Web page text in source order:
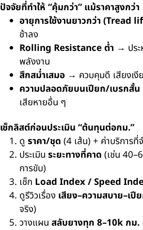
ปัจจัยที่ทำให้ “คุ้มกว่า” แม้ราคาสูงกว่า
อายุการใช้งานยาวกว่า (Tread
ช้าลง
Rolling Resistance ต่ำ → ปร
พลังงาน
สึกสม่ำเสมอ → ควบคุมดี เสียงเ
ความปลอดภัยบนเปียก/เบรกสั้น
เสียหายอื่น ๆ
เช็กลิสต์ก่อนประเมิน “ต้นทุนต่อกม.”
ดู ราคา/ชุด (4 เส้น) + ค่าบริการที่
ประเมิน ระยะทางที่คาด (เช่น
การขับ)
เช็ก Load Index / Speed
ดูรีวิวเรื่อง เสียง–ความสบาย–เปี
จริง)
วางแผน สลับยางทุก 8–10k กม.